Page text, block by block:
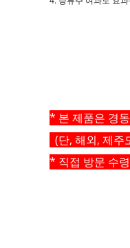
* 본 제품은 경
(단, 해외, 제주
* 직접 방문 수